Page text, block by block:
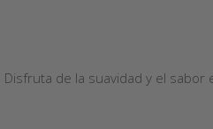
Disfruta de la suavidad y el sabor